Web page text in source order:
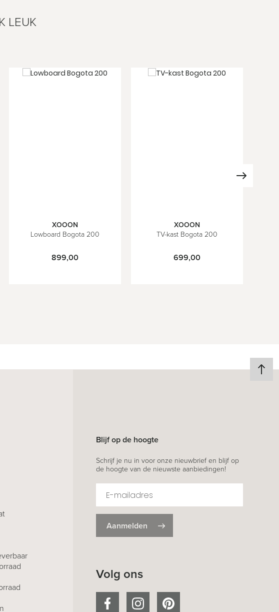
LEUK
XOOON
Lowboard Bogota 200
899,00
XOOON
TV-kast Bogota 200
699,00
Blijf op de hoogte
Schrijf je nu in voor onze nieuwbrief en blijf op
de hoogte van de nieuwste aanbiedingen!
Aanmelden
Volg ons